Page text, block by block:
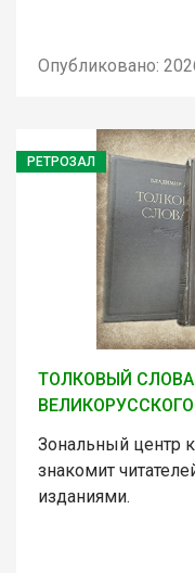
Опубликовано:
РЕТРОЗАЛ
ТОЛКОВЫЙ
Зональный центр
знакомит
изданиями.